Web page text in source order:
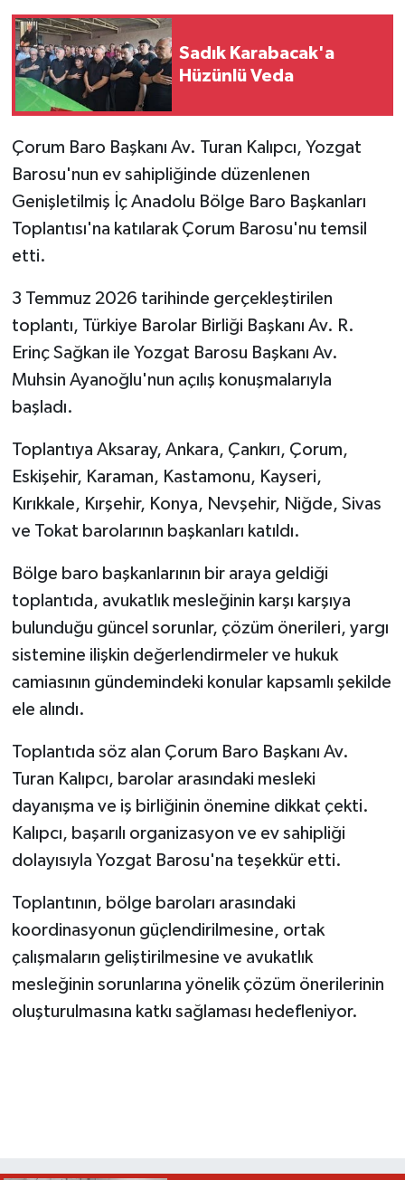
Sadık Karabacak'a
Hüzünlü Veda
Çorum Baro Başkanı Av. Turan Kalıpcı, Yozgat
Barosu'nun ev sahipliğinde düzenlenen
Genişletilmiş İç Anadolu Bölge Baro Başkanları
Toplantısı'na katılarak Çorum Barosu'nu temsil
etti.
3 Temmuz 2026 tarihinde gerçekleştirilen
toplantı, Türkiye Barolar Birliği Başkanı Av. R.
Erinç Sağkan ile Yozgat Barosu Başkanı Av.
Muhsin Ayanoğlu'nun açılış konuşmalarıyla
başladı.
Toplantıya Aksaray, Ankara, Çankırı, Çorum,
Eskişehir, Karaman, Kastamonu, Kayseri,
Kırıkkale, Kırşehir, Konya, Nevşehir, Niğde, Sivas
ve Tokat barolarının başkanları katıldı.
Bölge baro başkanlarının bir araya geldiği
toplantıda, avukatlık mesleğinin karşı karşıya
bulunduğu güncel sorunlar, çözüm önerileri, yargı
sistemine ilişkin değerlendirmeler ve hukuk
camiasının gündemindeki konular kapsamlı şekilde
ele alındı.
Toplantıda söz alan Çorum Baro Başkanı Av.
Turan Kalıpcı, barolar arasındaki mesleki
dayanışma ve iş birliğinin önemine dikkat çekti.
Kalıpcı, başarılı organizasyon ve ev sahipliği
dolayısıyla Yozgat Barosu'na teşekkür etti.
Toplantının, bölge baroları arasındaki
koordinasyonun güçlendirilmesine, ortak
çalışmaların geliştirilmesine ve avukatlık
mesleğinin sorunlarına yönelik çözüm önerilerinin
oluşturulmasına katkı sağlaması hedefleniyor.